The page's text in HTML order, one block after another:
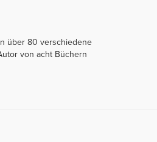
über 80 verschiedene
von acht Büchern